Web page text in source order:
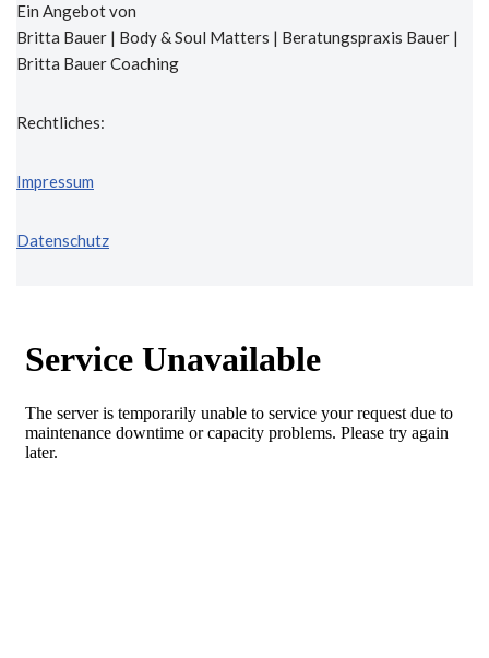
Ein Angebot von
Britta Bauer | Body & Soul Matters | Beratungspraxis Bauer |
Britta Bauer Coaching
Rechtliches:
Impressum
Datenschutz